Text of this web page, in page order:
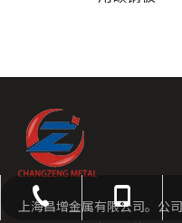
上海昌增金属有限公司。公